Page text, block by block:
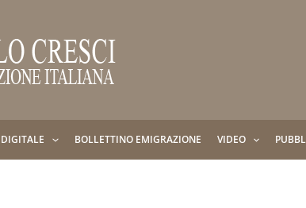
BOLLETTINO EMIGRAZIONE VIDEO